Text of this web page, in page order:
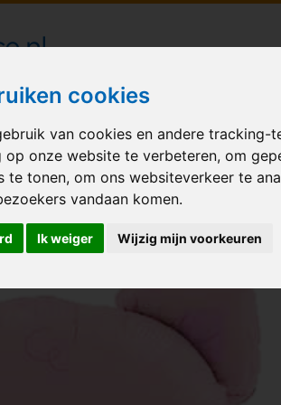
cookies
van cookies en andere tracking-
op onze website te verbeteren, om
te tonen, om ons websiteverkeer te
vandaan komen.
Ik weiger Wijzig mijn voorkeuren
bezorgd in heel
BALLONNEN GELEGENHEID VERHUUR